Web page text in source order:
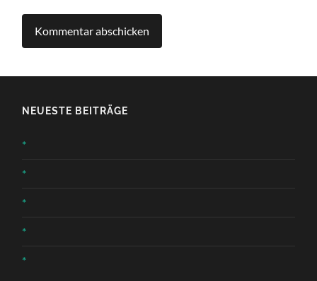
NEUESTE BEITRÄGE
*
*
*
*
*